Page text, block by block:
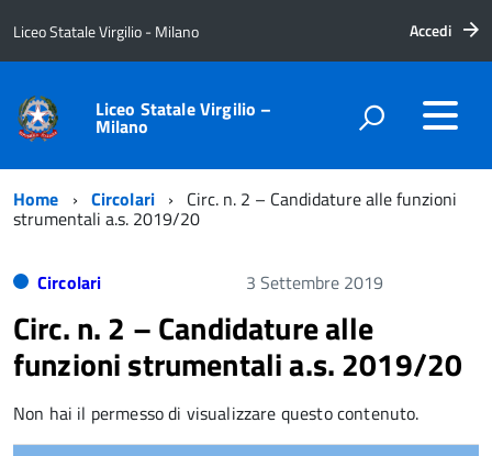
Liceo Statale Virgilio - Milano Accedi
Liceo Statale Virgilio –
Milano
Home Circolari Circ. n. 2 – Candidature alle funzioni
strumentali a.s. 2019/20
Circolari 3 Settembre 2019
Circ. n. 2 – Candidature alle
funzioni strumentali a.s. 2019/20
Non hai il permesso di visualizzare questo contenuto.